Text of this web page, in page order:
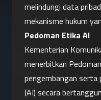
melindungi data
mekanisme hukum
Pedoman Etika AI
Kementerian
menerbitkan
pengembangan serta
(AI) secara